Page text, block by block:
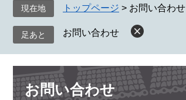
へ
現在地 トップページ > お問い合わせ
お問い合わせ
本
文 お問い合わせ